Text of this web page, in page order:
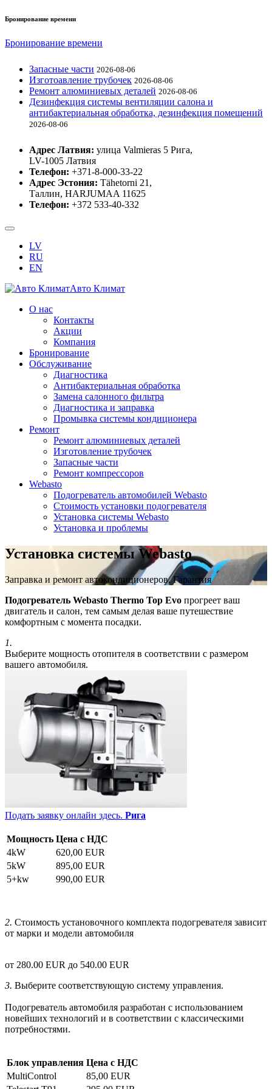
Бронирование времени
Бронирование времени
Запасные части 2026-08-06
Изготоaвление трубочек 2026-08-06
Ремонт алюминиевых деталей 2026-08-06
Дезинфекция системы вентиляции салона и
антибактериальная обработка, дезинфекция помещений
2026-08-06
Адрес Латвия: улица Valmieras 5 Рига,
LV-1005 Латвия
Телефон: +371-8-000-33-22
Адрес Эстония: Tähetorni 21,
Таллин, HARJUMAA 11625
Телефон: +372 533-40-332
LV
RU
EN
Авто Климат
О нас
Контакты
Акции
Компания
Бронирование
Обслуживание
Диагностика
Aнтибактериальная обработка
Замена салонного фильтра
Диагностика и заправка
Промывка системы кондиционера
Ремонт
Ремонт алюминиевых деталей
Изготовление трубочек
Запасные части
Ремонт компрессоров
Webasto
Подогреватель автомобилей Webasto
Стоимость установки подогревателя
Установка системы Webasto
Установка и проблемы
Установка системы Webasto
Заправка и ремонт автокондиционеров. Гарантия
Подогреватель Webasto Thermo Top Evo прогреет ваш
двигатель и салон, тем самым делая ваше путешествие
комфортным с момента посадки.
1.
Выберите мощность отопителя в соответствии с размером
вашего автомобиля.
Подать заявку онлайн здесь. Рига
Мощность Цена с НДС
4kW
620,00 EUR
5kW
895,00 EUR
5+kw
990,00 EUR
2. Стоимость установочного комплекта подогревателя зависит
от марки и модели автомобиля
от 280.00 EUR до 540.00 EUR
3. Выберите соответствующую систему управления.
Подогреватель автомобиля разработан с использованием
новейших технологий и в соответствии с классическими
потребностями.
Блок управления Цена с НДС
MultiControl
85,00 EUR